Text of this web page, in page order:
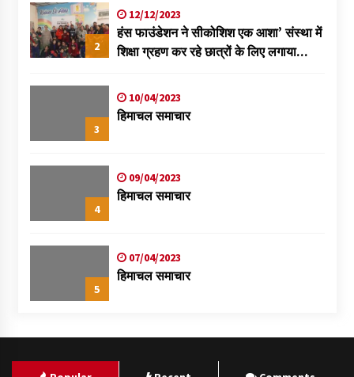
2
12/12/2023
हंस फाउंडेशन ने सीकोशिश एक आशा’ संस्था में
शिक्षा ग्रहण कर रहे छात्रों के लिए लगाया
3
10/04/2023
हिमाचल समाचार
4
09/04/2023
हिमाचल समाचार
5
07/04/2023
हिमाचल समाचार